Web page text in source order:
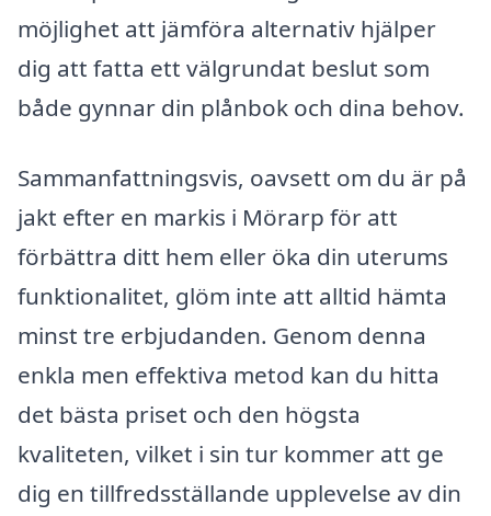
möjlighet att jämföra alternativ hjälper
dig att fatta ett välgrundat beslut som
både gynnar din plånbok och dina behov.
Sammanfattningsvis, oavsett om du är på
jakt efter en markis i Mörarp för att
förbättra ditt hem eller öka din uterums
funktionalitet, glöm inte att alltid hämta
minst tre erbjudanden. Genom denna
enkla men effektiva metod kan du hitta
det bästa priset och den högsta
kvaliteten, vilket i sin tur kommer att ge
dig en tillfredsställande upplevelse av din